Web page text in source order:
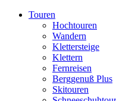
Touren
Hochtouren
Wandern
Klettersteige
Klettern
Fernreisen
Berggenuß Plus
Skitouren